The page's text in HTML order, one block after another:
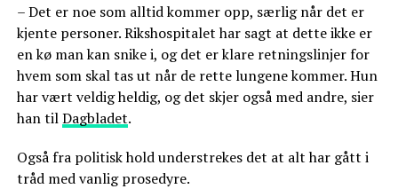
– Det er noe som alltid kommer opp, særlig når det er
kjente personer. Rikshospitalet har sagt at dette ikke er
en kø man kan snike i, og det er klare retningslinjer for
hvem som skal tas ut når de rette lungene kommer. Hun
har vært veldig heldig, og det skjer også med andre, sier
han tilDagbladet.
Også fra politisk hold understrekes det at alt har gått i
tråd med vanlig prosedyre.